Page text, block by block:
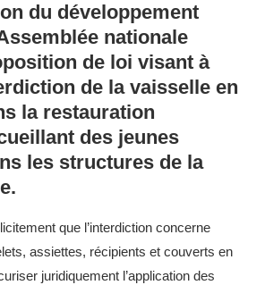
& prévention
et Surfrider Foundation
note sur le décret d’application
résilience relatif à la vente en
économiques
un investissement de 550
d’intérêt européen
technologies avancées du semi-
AST), coordonné avec
du développement
nationale
de loi visant à
de la vaisselle en
la restauration
des jeunes
les structures de la
que l’interdiction concerne
assiettes, récipients et couverts en
juridiquement l’application des